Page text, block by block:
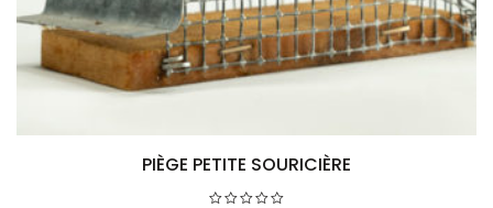
PIÈGE PETITE SOURICIÈRE
Ajouter au panier